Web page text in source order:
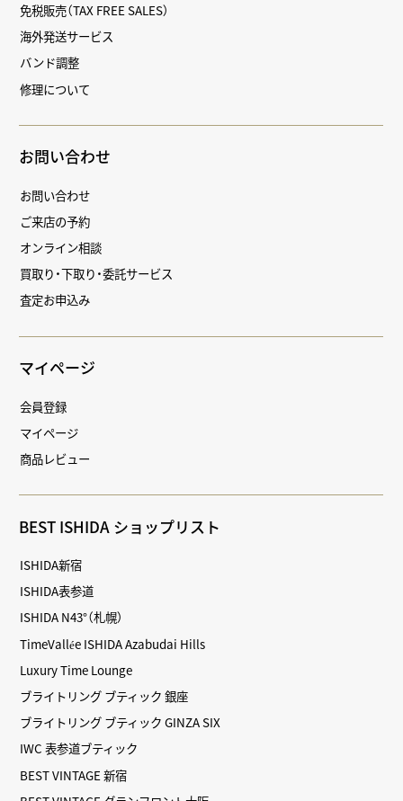
免税販売（TAX FREE SALES）
海外発送サービス
バンド調整
修理について
お問い合わせ
お問い合わせ
ご来店の予約
オンライン相談
買取り・下取り・委託サービス
査定お申込み
マイページ
会員登録
マイページ
商品レビュー
BEST ISHIDA ショップリスト
ISHIDA新宿
ISHIDA表参道
ISHIDA N43°（札幌）
TimeVallée ISHIDA Azabudai Hills
Luxury Time Lounge
ブライトリング ブティック 銀座
ブライトリング ブティック GINZA SIX
IWC 表参道ブティック
BEST VINTAGE 新宿